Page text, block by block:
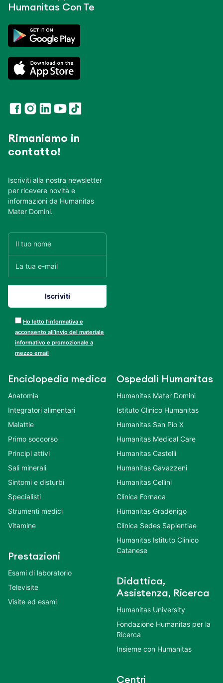
Humanitas Con Te
Rimaniamo in
contatto!
Iscriviti alla nostra newsletter
per ricevere novità e
informazioni da Humanitas
Mater Domini.
Ho letto l’informativa e
acconsento all’invio del materiale
informativo e promozionale a
mezzo email
Enciclopedia medica
Anatomia
Integratori alimentari
Malattie
Primo soccorso
Principi attivi
Sali minerali
Sintomi e disturbi
Specialisti
Strumenti medici
Vitamine
Prestazioni
Esami di laboratorio
Televisite
Visite ed esami
Ospedali Humanitas
Humanitas Mater Domini
Istituto Clinico Humanitas
Humanitas San Pio X
Humanitas Medical Care
Humanitas Castelli
Humanitas Gavazzeni
Humanitas Cellini
Clinica Fornaca
Humanitas Gradenigo
Clinica Sedes Sapientiae
Humanitas Istituto Clinico
Catanese
Didattica,
Assistenza, Ricerca
Humanitas University
Fondazione Humanitas per la
Ricerca
Insieme con Humanitas
Centri